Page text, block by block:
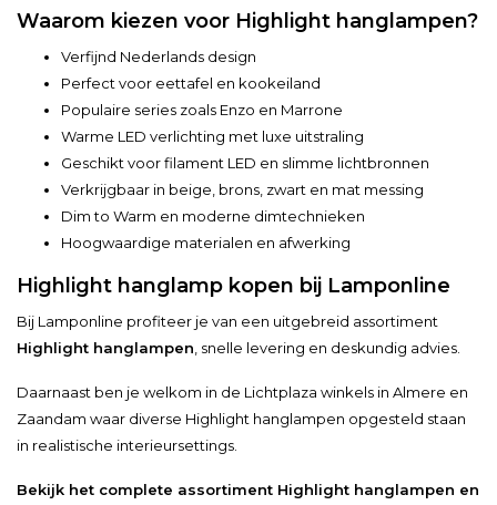
Waarom kiezen voor Highlight hanglampen?
Verfijnd Nederlands design
Perfect voor eettafel en kookeiland
Populaire series zoals Enzo en Marrone
Warme LED verlichting met luxe uitstraling
Geschikt voor filament LED en slimme lichtbronnen
Verkrijgbaar in beige, brons, zwart en mat messing
Dim to Warm en moderne dimtechnieken
Hoogwaardige materialen en afwerking
Highlight hanglamp kopen bij Lamponline
Bij Lamponline profiteer je van een uitgebreid assortiment
Highlight hanglampen , snelle levering en deskundig advies.
Daarnaast ben je welkom in de Lichtplaza winkels in Almere en
Zaandam waar diverse Highlight hanglampen opgesteld staan
in realistische interieursettings.
Bekijk het complete assortiment Highlight hanglampen en